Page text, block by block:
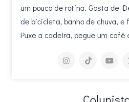
um pouco de rotina. Gosta de
de bicicleta, banho de chuva, e
Puxe a cadeira, pegue um café